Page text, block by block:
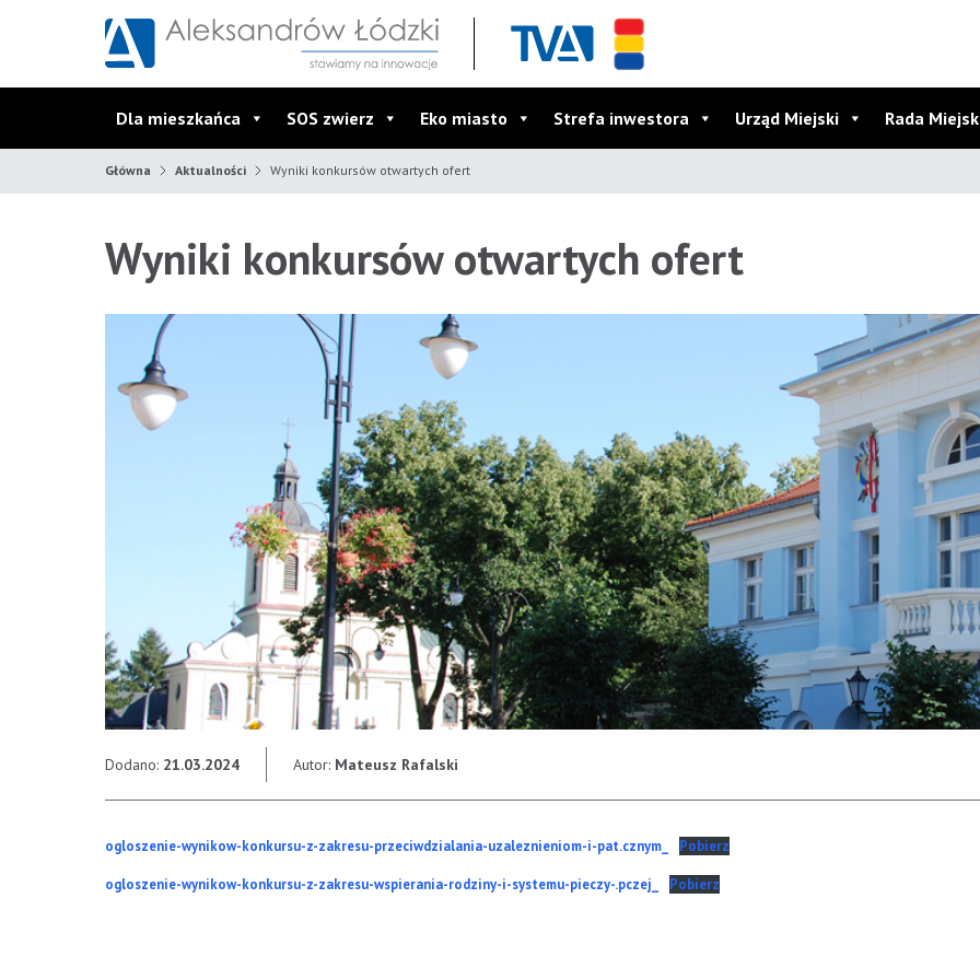
Dla mieszkańca SOS zwierz Eko miasto Strefa inwestora Urząd Miejski Rada
Główna Aktualności Wyniki konkursów otwartych ofert
Wyniki konkursów otwartych ofert
Dodano: 21.03.2024 Autor: Mateusz Rafalski
ogloszenie-wynikow-konkursu-z-zakresu-przeciwdzialania-uzaleznieniom-i-pat.cznym_ Pobierz
ogloszenie-wynikow-konkursu-z-zakresu-wspierania-rodziny-i-systemu-pieczy-.pczej_ Pobierz